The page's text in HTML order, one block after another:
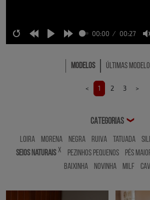
RestartRewindPlay Forward
00:00 00:27
Modelos Últimas
< 1 2 3 >
CATEGORIAS ❯
Loira Morena Negra Ruiva Tatuada
Seios Naturais x Pezinhos Pequenos Pés
Baixinha
Novinha MILF